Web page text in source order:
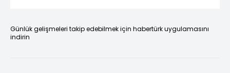
Günlük gelişmeleri takip edebilmek için habertürk uygulamasını
indirin